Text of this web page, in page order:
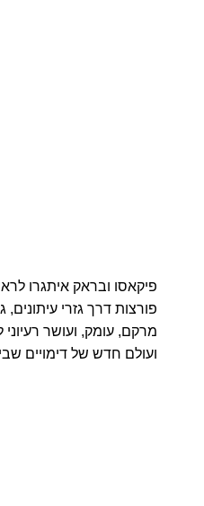
פיקאסו ובראק איתגרו
פורצות דרך גזרי
מרקם, עומק, ועושר
ועולם חדש של דימויים